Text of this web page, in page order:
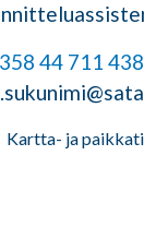
44 711
Kartta- ja